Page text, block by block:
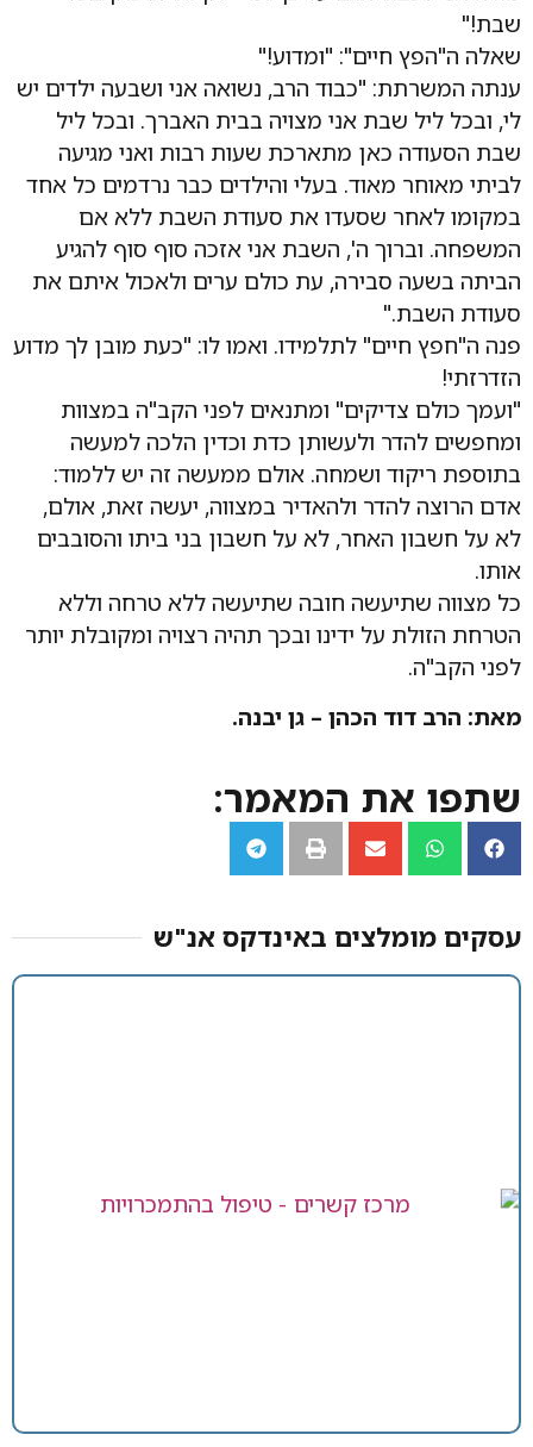
שבת!"
שאלה ה"הפץ חיים": "ומדוע!"
ענתה המשרתת: "כבוד הרב, נשואה אני ושבעה ילדים יש
לי, ובכל ליל שבת אני מצויה בבית האברך. ובכל ליל
שבת הסעודה כאן מתארכת שעות רבות ואני מגיעה
לביתי מאוחר מאוד. בעלי והילדים כבר נרדמים כל אחד
במקומו לאחר שסעדו את סעודת השבת ללא אם
המשפחה. וברוך ה', השבת אני אזכה סוף סוף להגיע
הביתה בשעה סבירה, עת כולם ערים ולאכול איתם את
סעודת השבת."
פנה ה"חפץ חיים" לתלמידו. ואמו לו: "כעת מובן לך מדוע
הזדרזתי!
"ועמך כולם צדיקים" ומתנאים לפני הקב"ה במצוות
ומחפשים להדר ולעשותן כדת וכדין הלכה למעשה
בתוספת ריקוד ושמחה. אולם ממעשה זה יש ללמוד:
אדם הרוצה להדר ולהאדיר במצווה, יעשה זאת, אולם,
לא על חשבון האחר, לא על חשבון בני ביתו והסובבים
אותו.
כל מצווה שתיעשה חובה שתיעשה ללא טרחה וללא
הטרחת הזולת על ידינו ובכך תהיה רצויה ומקובלת יותר
לפני הקב"ה.
מאת: הרב דוד הכהן – גן יבנה.
שתפו את המאמר:
עסקים מומלצים באינדקס אנ"ש​